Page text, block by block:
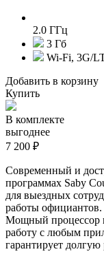
2.0 ГГц
3 Гб
Wi-Fi, 3G/
Добавить в корзину
Купить
В комплекте
выгоднее
7 200 ₽
Современный и
программах Saby
для выездных
работы официантов.
Мощный процессор
работу с любым
гарантирует долгую